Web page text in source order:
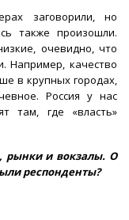
заговорили, но
также произошли.
очевидно, что
Например, качество
в крупных городах,
Россия у нас
там, где «власть»
рынки и вокзалы. О
респонденты?